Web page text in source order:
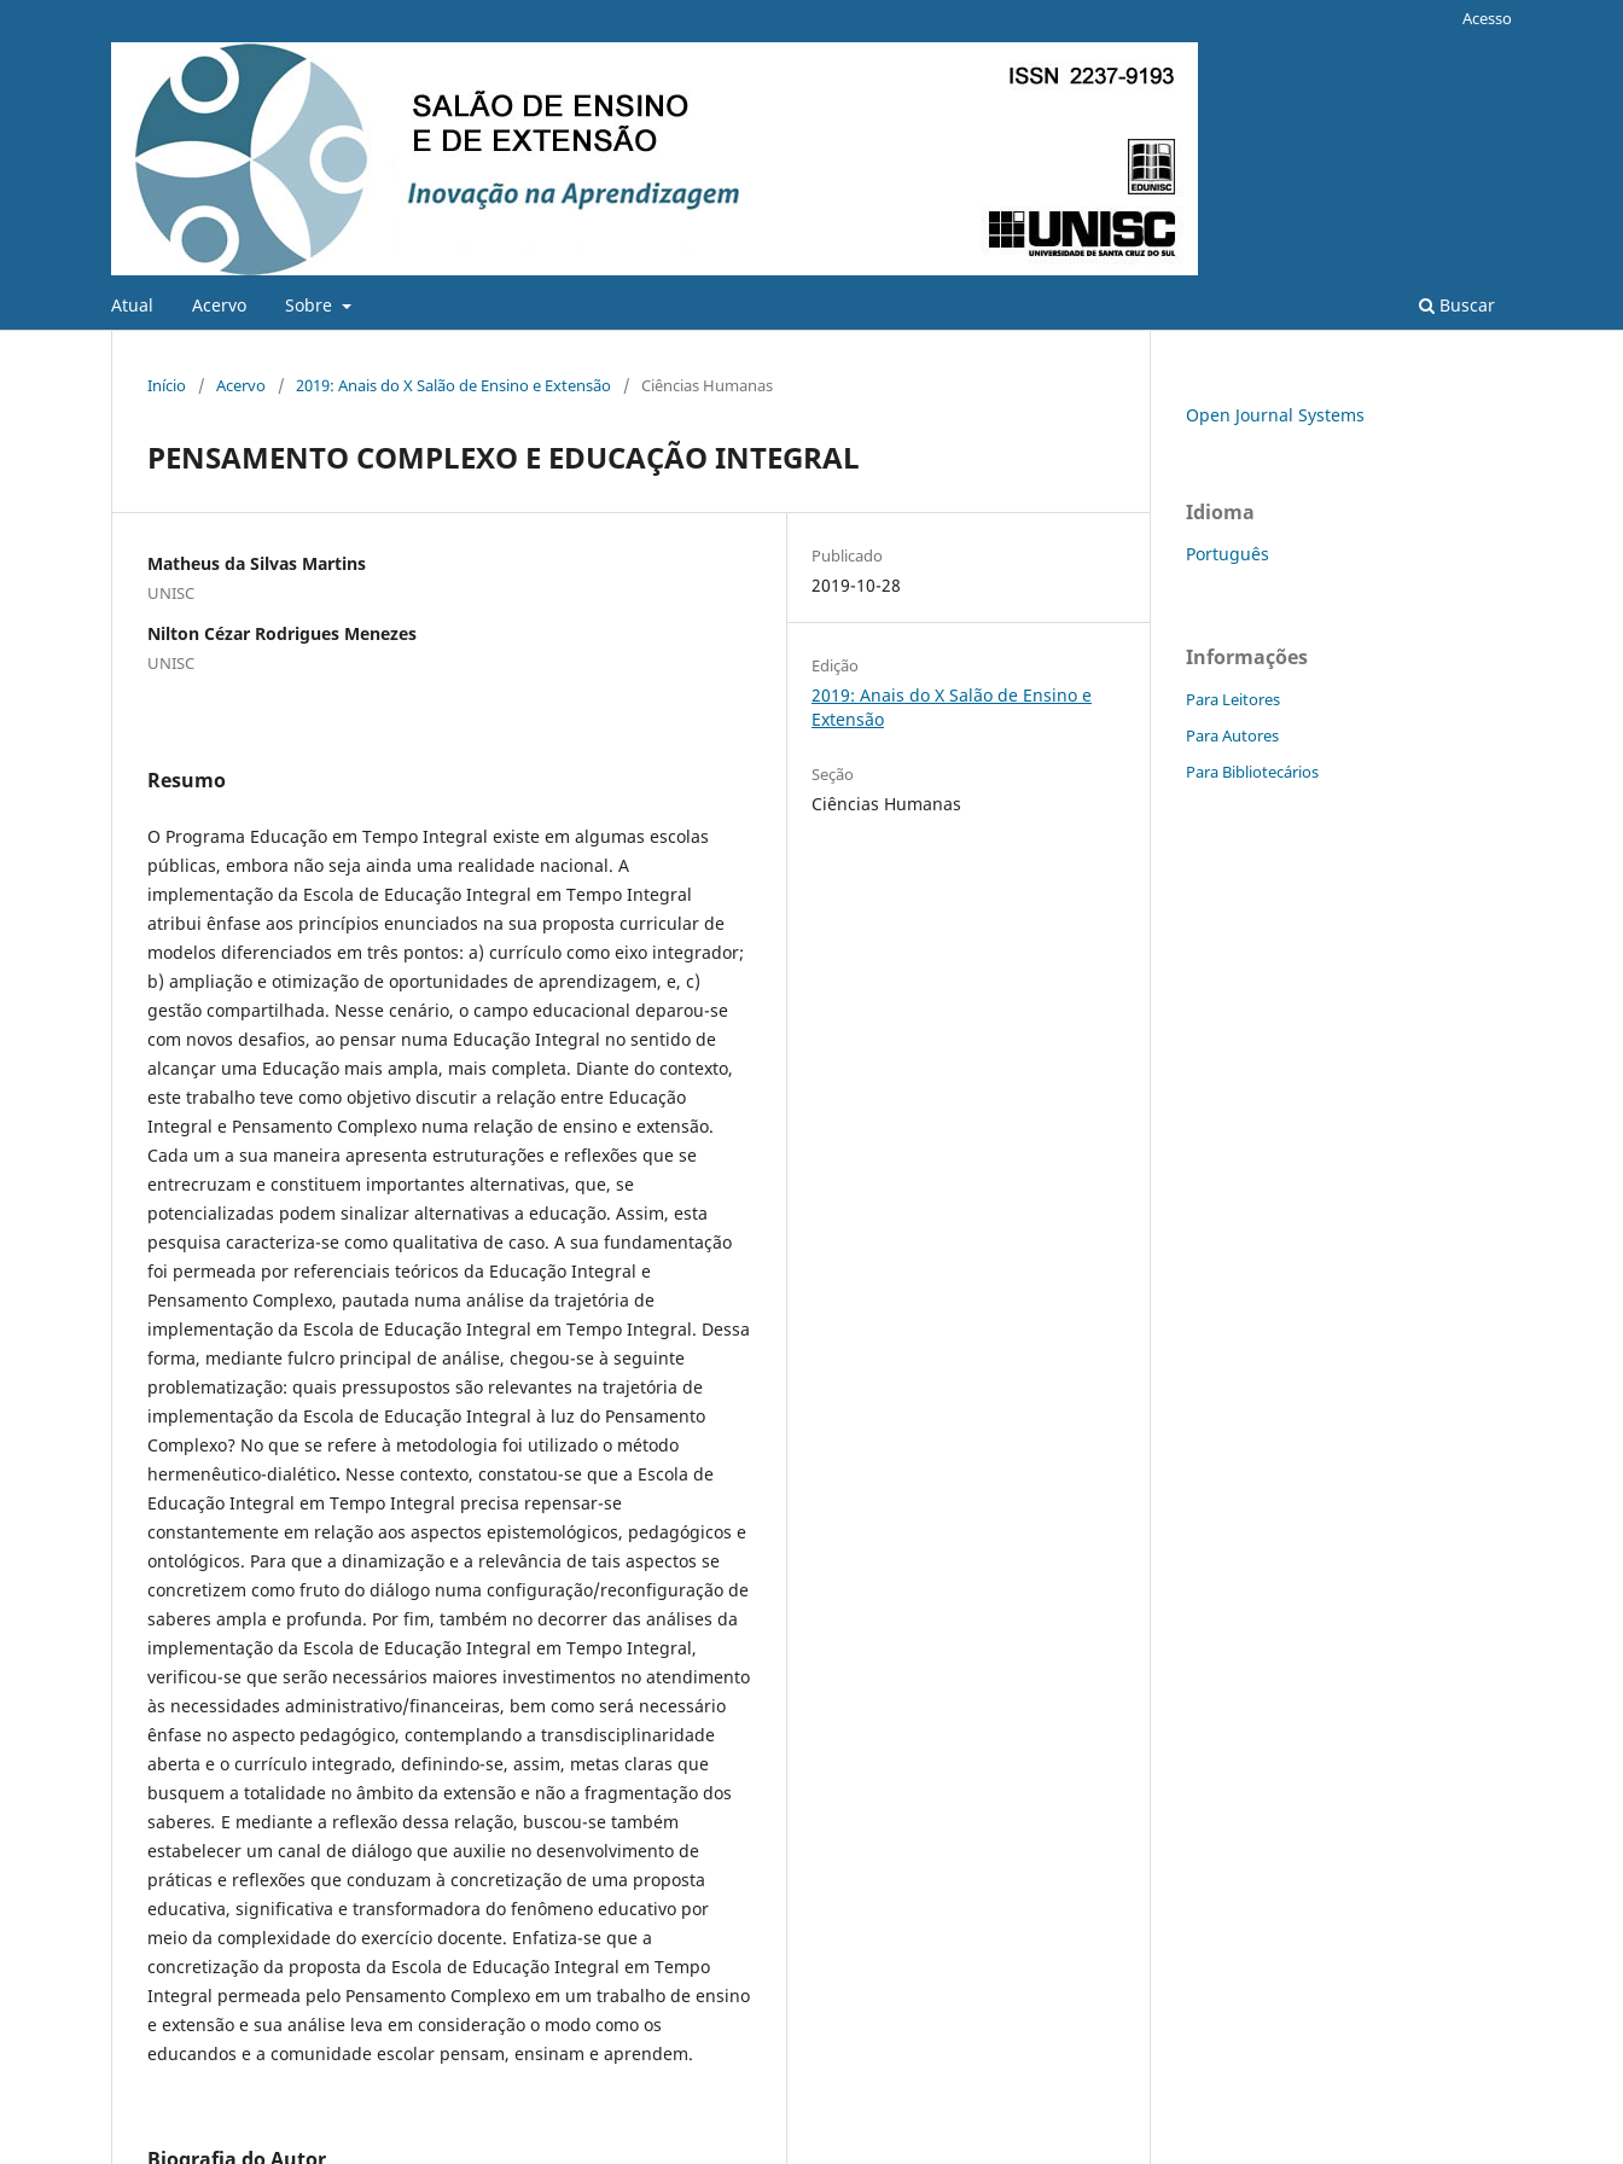
Atual Acervo Sobre Buscar
Acesso
Início / Acervo / 2019: Anais do X Salão de Ensino e Extensão / Ciências Humanas
PENSAMENTO COMPLEXO E EDUCAÇÃO INTEGRAL
Matheus da Silvas Martins
UNISC
Nilton Cézar Rodrigues Menezes
UNISC
Resumo
O Programa Educação em Tempo Integral existe em algumas escolas
públicas, embora não seja ainda uma realidade nacional. A
implementação da Escola de Educação Integral em Tempo Integral
atribui ênfase aos princípios enunciados na sua proposta curricular de
modelos diferenciados em três pontos: a) currículo como eixo integrador;
b) ampliação e otimização de oportunidades de aprendizagem, e, c)
gestão compartilhada. Nesse cenário, o campo educacional deparou-se
com novos desafios, ao pensar numa Educação Integral no sentido de
alcançar uma Educação mais ampla, mais completa. Diante do contexto,
este trabalho teve como objetivo discutir a relação entre Educação
Integral e Pensamento Complexo numa relação de ensino e extensão.
Cada um a sua maneira apresenta estruturações e reflexões que se
entrecruzam e constituem importantes alternativas, que, se
potencializadas podem sinalizar alternativas a educação. Assim, esta
pesquisa caracteriza-se como qualitativa de caso. A sua fundamentação
foi permeada por referenciais teóricos da Educação Integral e
Pensamento Complexo, pautada numa análise da trajetória de
implementação da Escola de Educação Integral em Tempo Integral. Dessa
forma, mediante fulcro principal de análise, chegou-se à seguinte
problematização: quais pressupostos são relevantes na trajetória de
implementação da Escola de Educação Integral à luz do Pensamento
Complexo? No que se refere à metodologia foi utilizado o método
hermenêutico-dialético. Nesse contexto, constatou-se que a Escola de
Educação Integral em Tempo Integral precisa repensar-se
constantemente em relação aos aspectos epistemológicos, pedagógicos e
ontológicos. Para que a dinamização e a relevância de tais aspectos se
concretizem como fruto do diálogo numa configuração/reconfiguração de
saberes ampla e profunda. Por fim, também no decorrer das análises da
implementação da Escola de Educação Integral em Tempo Integral,
verificou-se que serão necessários maiores investimentos no atendimento
às necessidades administrativo/financeiras, bem como será necessário
ênfase no aspecto pedagógico, contemplando a transdisciplinaridade
aberta e o currículo integrado, definindo-se, assim, metas claras que
busquem a totalidade no âmbito da extensão e não a fragmentação dos
saberes. E mediante a reflexão dessa relação, buscou-se também
estabelecer um canal de diálogo que auxilie no desenvolvimento de
práticas e reflexões que conduzam à concretização de uma proposta
educativa, significativa e transformadora do fenômeno educativo por
meio da complexidade do exercício docente. Enfatiza-se que a
concretização da proposta da Escola de Educação Integral em Tempo
Integral permeada pelo Pensamento Complexo em um trabalho de ensino
e extensão e sua análise leva em consideração o modo como os
educandos e a comunidade escolar pensam, ensinam e aprendem.
Publicado
2019-10-28
Edição
2019: Anais do X Salão de Ensino e
Extensão
Seção
Ciências Humanas
Open Journal Systems
Idioma
Português
Informações
Para Leitores
Para Autores
Para Bibliotecários